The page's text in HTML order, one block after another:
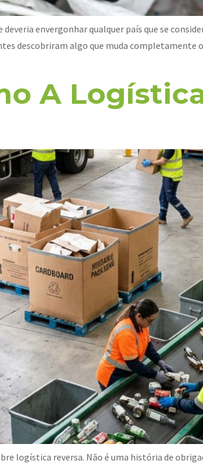
envergonhar qualquer país que se
descobriram algo que muda completamente
A
logística reversa. Não é uma história de